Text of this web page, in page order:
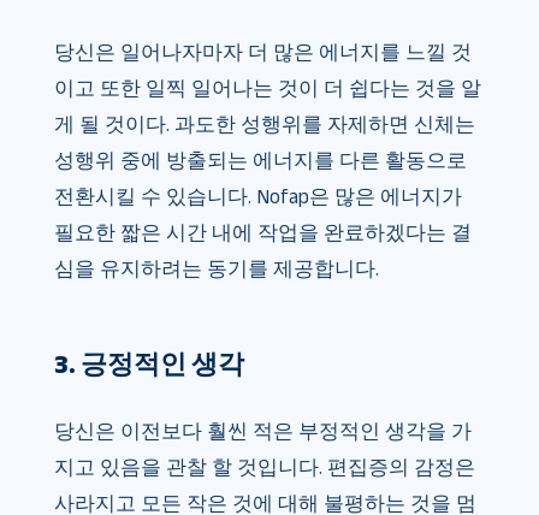
당신은 일어나자마자 더 많은 에너지를 느낄 것
이고 또한 일찍 일어나는 것이 더 쉽다는 것을 알
게 될 것이다. 과도한 성행위를 자제하면 신체는
성행위 중에 방출되는 에너지를 다른 활동으로
전환시킬 수 있습니다. Nofap은 많은 에너지가
필요한 짧은 시간 내에 작업을 완료하겠다는 결
심을 유지하려는 동기를 제공합니다.
3. 긍정적인 생각
당신은 이전보다 훨씬 적은 부정적인 생각을 가
지고 있음을 관찰 할 것입니다. 편집증의 감정은
사라지고 모든 작은 것에 대해 불평하는 것을 멈